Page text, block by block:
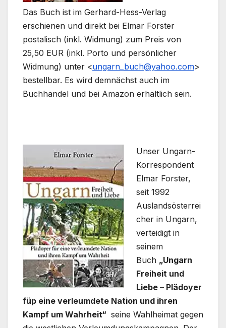
Das Buch ist im Gerhard-Hess-Verlag
erschienen und direkt bei Elmar Forster
postalisch (inkl. Widmung) zum Preis von
25,50 EUR (inkl. Porto und persönlicher
Widmung) unter <ungarn_buch@yahoo.com>
bestellbar. Es wird demnächst auch im
Buchhandel und bei Amazon erhältlich sein.
Unser Ungarn-
Korrespondent
Elmar Forster,
seit 1992
Auslandsösterrei
cher in Ungarn,
verteidigt in
seinem
Buch „Ungarn
Freiheit und
Liebe – Plädoyer
füp eine verleumdete Nation und ihren
Kampf um Wahrheit“ seine Wahlheimat gegen